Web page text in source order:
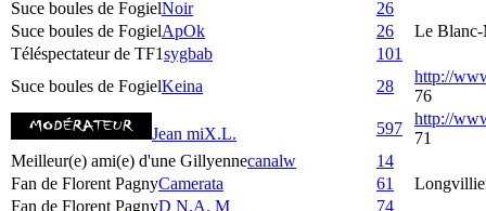
Suce boules de FogielNoir
26
Suce boules de FogielApOk 26
Le Blanc-
Téléspectateur de TF1sygbab
101
Suce boules de FogielKeina 28
http://
76
Jean miX.L. 597
http://
71
Meilleur(e) ami(e) d'une Gillyennecanalw
14
Fan de Florent PagnyCamerata 61
Fan de Florent PagnyD N.A. M
74